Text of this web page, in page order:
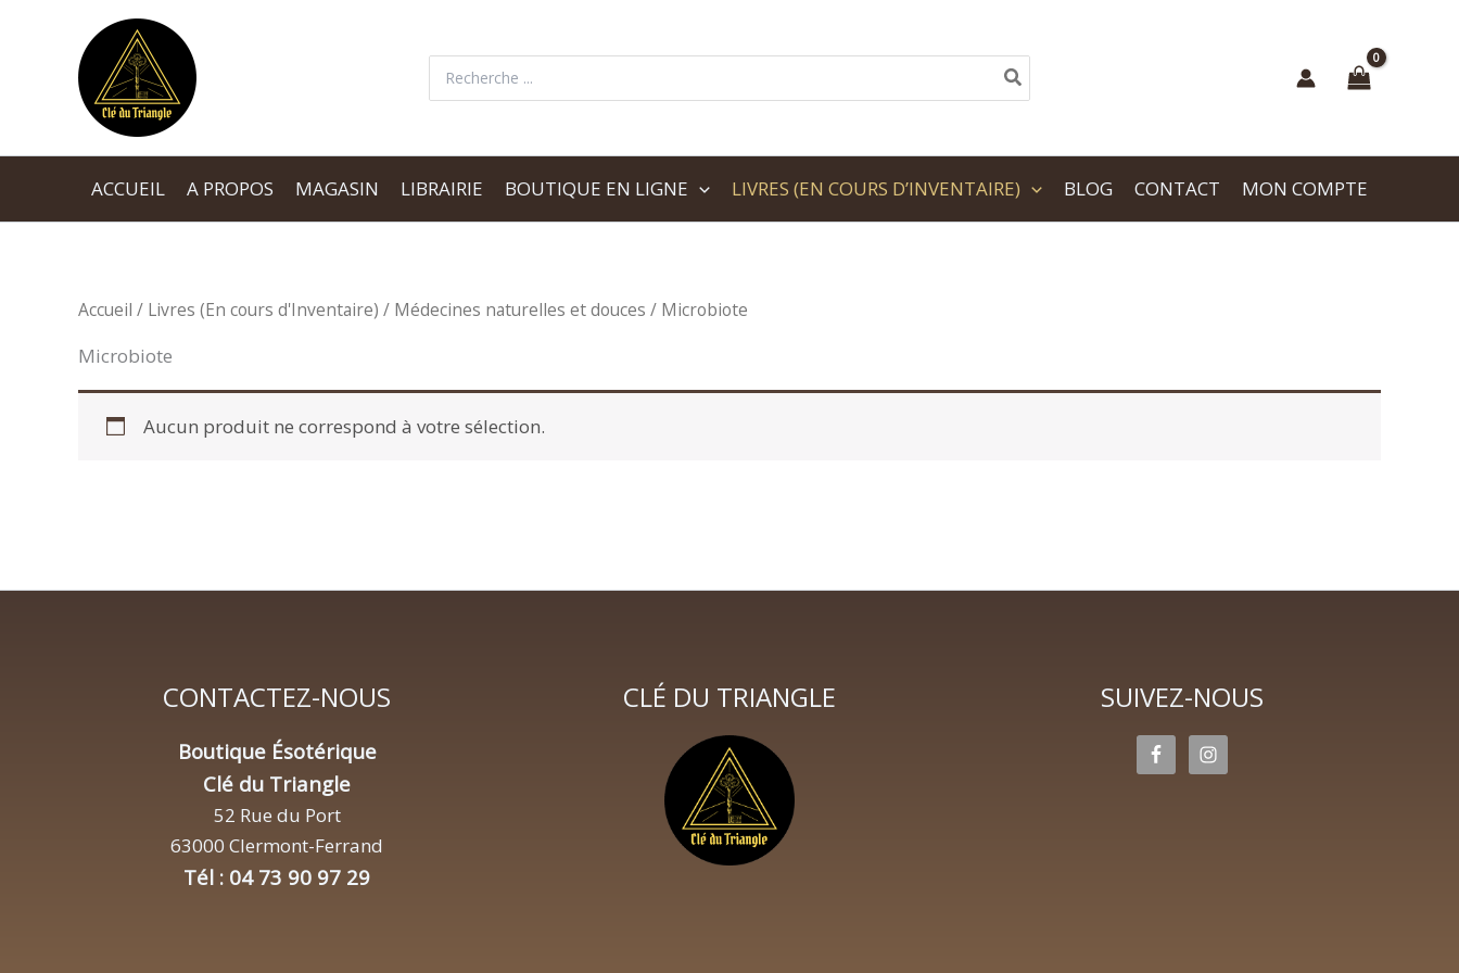
ACCUEIL A PROPOS MAGASIN LIBRAIRIE BOUTIQUE EN LIGNE LIVRES (EN COURS D’INVENTAIRE) BLOG CONTACT MON COMPTE
Accueil / Livres (En cours d'Inventaire) / Médecines naturelles et douces / Microbiote
Microbiote
Aucun produit ne correspond à votre sélection.
CONTACTEZ-NOUS
Boutique Ésotérique
Clé du Triangle
52 Rue du Port
63000 Clermont-Ferrand
Tél : 04 73 90 97 29
CLÉ DU TRIANGLE SUIVEZ-NOUS